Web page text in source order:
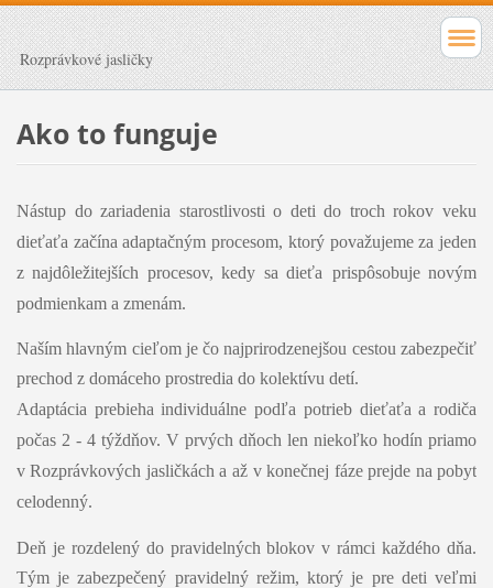
Rozprávkové jasličky
Ako to funguje
Nástup do zariadenia starostlivosti o deti do troch rokov veku
dieťaťa začína adaptačným procesom, ktorý považujeme za jeden
z najdôležitejších procesov, kedy sa dieťa prispôsobuje novým
podmienkam a zmenám.
Naším hlavným cieľom je čo najprirodzenejšou cestou zabezpečiť
prechod z domáceho prostredia do kolektívu detí.
Adaptácia prebieha individuálne podľa potrieb dieťaťa a rodiča
počas 2 - 4 týždňov. V prvých dňoch len niekoľko hodín priamo
v Rozprávkových jasličkách a až v konečnej fáze prejde na pobyt
celodenný.
Deň je rozdelený do pravidelných blokov v rámci každého dňa.
Tým je zabezpečený pravidelný režim, ktorý je pre deti veľmi